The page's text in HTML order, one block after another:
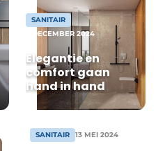
SANITAIR
2 DECEMBER 2024
Elegantie en
comfort gaan
hand in hand
SANITAIR 13 MEI 2024